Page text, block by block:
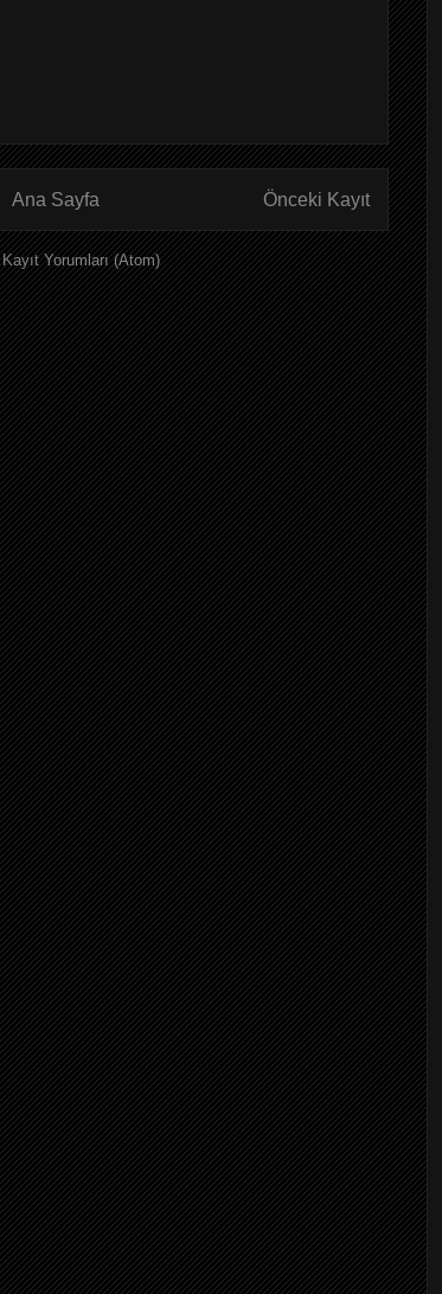
Önceki Kayıt
Ana Sayfa
Kayıt Yorumları (Atom)